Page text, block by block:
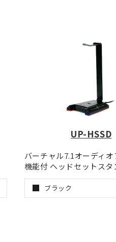
UP-HSSD
バーチャル7.1オーディオ
機能付 ヘッドセットスタ
ブラック